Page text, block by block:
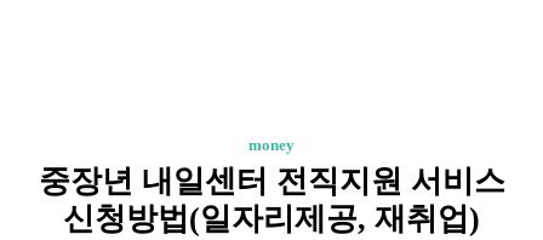
money
중장년 내일센터 전직지원 서비스
신청방법(일자리제공, 재취업)